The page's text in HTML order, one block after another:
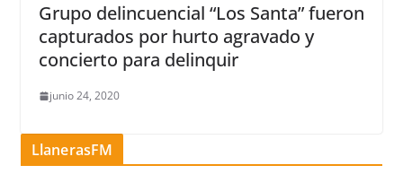
Grupo delincuencial “Los Santa” fueron
capturados por hurto agravado y
concierto para delinquir
junio 24, 2020
LlanerasFM